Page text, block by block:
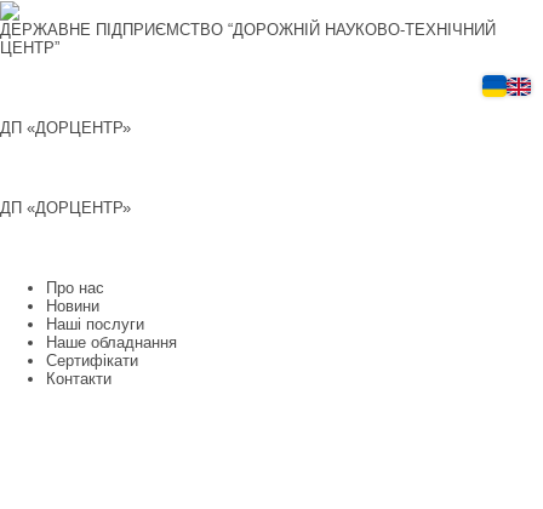
Перейти
до
вмісту
ДЕРЖАВНЕ ПІДПРИЄМСТВО “ДОРОЖНІЙ НАУКОВО-ТЕХНІЧНИЙ
ЦЕНТР”
ДП «ДОРЦЕНТР»
ДП «ДОРЦЕНТР»
Про нас
Новини
Наші послуги
Наше обладнання
Сертифікати
Контакти